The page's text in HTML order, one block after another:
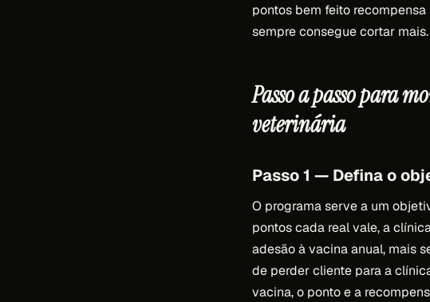
pontos bem feito
sempre consegue cortar mais.
Passo a passo para
veterinária
Passo 1 — Defina o
O programa serve a um
pontos cada real vale, a
adesão à vacina anual, mais
de perder cliente para a
vacina, o ponto e a